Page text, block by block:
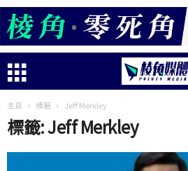
主頁 標籤 Jeff Merkley
標籤: Jeff Merkley